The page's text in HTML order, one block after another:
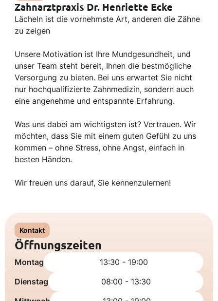
Zahnarztpraxis Dr. Henriette Ecke
Lächeln ist die vornehmste Art, anderen die Zähne
zu zeigen
Unsere Motivation ist Ihre Mundgesundheit, und
unser Team steht bereit, Ihnen die bestmögliche
Versorgung zu bieten. Bei uns erwartet Sie nicht
nur hochqualifizierte Zahnmedizin, sondern auch
eine angenehme und entspannte Erfahrung.
Was uns dabei am wichtigsten ist? Vertrauen. Wir
möchten, dass Sie mit einem guten Gefühl zu uns
kommen – ohne Stress, ohne Angst, einfach in
besten Händen.
Wir freuen uns darauf, Sie kennenzulernen!
Kontakt
Öffnungszeiten
Montag
13:30 - 19:00
Dienstag
08:00 - 13:30